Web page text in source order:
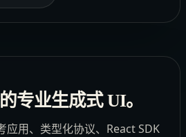
专业生成式 UI。
应用、类型化协议、React SDK